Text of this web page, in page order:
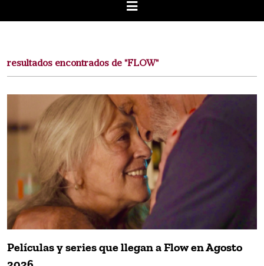
resultados encontrados de "FLOW"
Películas y series que llegan a Flow en Agosto